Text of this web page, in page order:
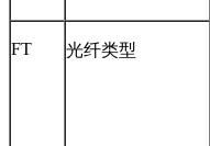
FT 光纤类型